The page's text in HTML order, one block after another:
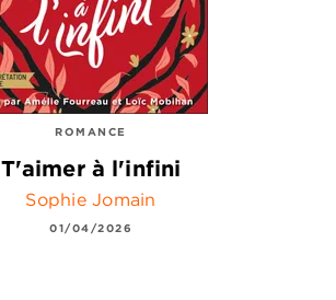
ROMANCE
T'aimer à l'infini
Sophie Jomain
01/04/2026